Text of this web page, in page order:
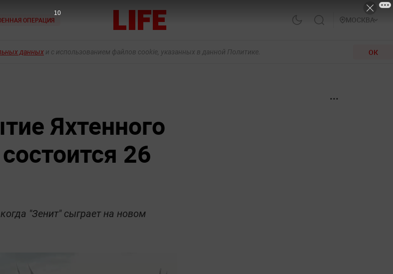
ОПЕРАЦИЯ МОСКВА
данных и с использованием файлов cookie, указанных в данной Политике. ОК
Яхтенного
26
"Зенит" сыграет на новом
9